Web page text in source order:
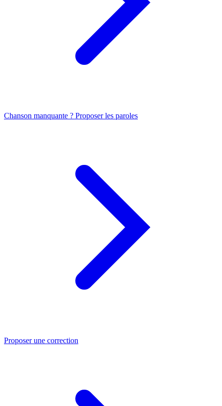
Chanson manquante ? Proposer les paroles
Proposer une correction